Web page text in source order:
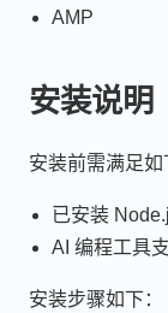
AMP
安装说明
安装前需满足如
已安装
AI 编程工具
安装步骤如下：